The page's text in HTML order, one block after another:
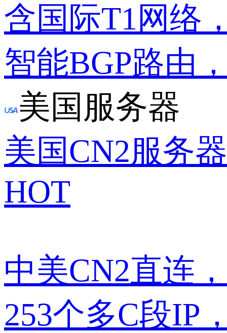
含国际T1网络
智能BGP路由
美国服务器
美国CN2服务器
HOT
中美CN2直连
253个多C段IP